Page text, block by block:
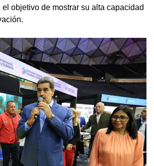
objetivo de mostrar su alta capacidad